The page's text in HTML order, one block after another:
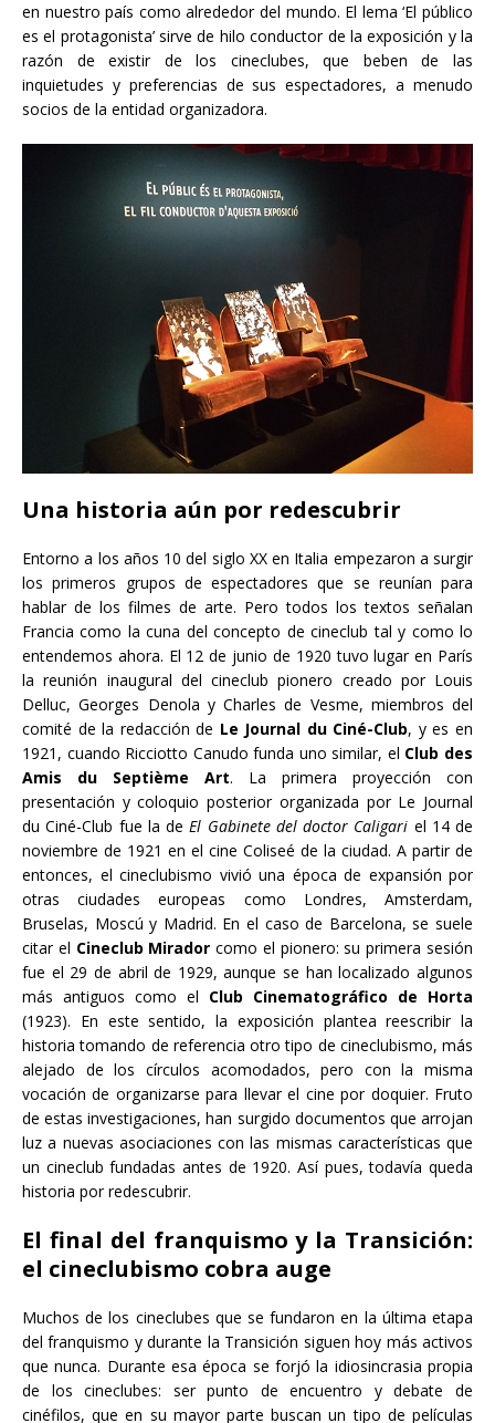
en nuestro país como alrededor del mundo. El lema ‘El público
es el protagonista’ sirve de hilo conductor de la exposición y la
razón de existir de los cineclubes, que beben de las
inquietudes y preferencias de sus espectadores, a menudo
socios de la entidad organizadora.
Una historia aún por redescubrir
Entorno a los años 10 del siglo XX en Italia empezaron a surgir
los primeros grupos de espectadores que se reunían para
hablar de los filmes de arte. Pero todos los textos señalan
Francia como la cuna del concepto de cineclub tal y como lo
entendemos ahora. El 12 de junio de 1920 tuvo lugar en París
la reunión inaugural del cineclub pionero creado por Louis
Delluc, Georges Denola y Charles de Vesme, miembros del
comité de la redacción de Le Journal du Ciné-Club, y es en
1921, cuando Ricciotto Canudo funda uno similar, el Club des
Amis du Septième Art. La primera proyección con
presentación y coloquio posterior organizada por Le Journal
du Ciné-Club fue la deEl Gabinete del doctor Caligari el 14 de
noviembre de 1921 en el cine Coliseé de la ciudad. A partir de
entonces, el cineclubismo vivió una época de expansión por
otras ciudades europeas como Londres, Amsterdam,
Bruselas, Moscú y Madrid. En el caso de Barcelona, se suele
citar el Cineclub Mirador como el pionero: su primera sesión
fue el 29 de abril de 1929, aunque se han localizado algunos
más antiguos como el Club Cinematográfico de Horta
(1923). En este sentido, la exposición plantea reescribir la
historia tomando de referencia otro tipo de cineclubismo, más
alejado de los círculos acomodados, pero con la misma
vocación de organizarse para llevar el cine por doquier. Fruto
de estas investigaciones, han surgido documentos que arrojan
luz a nuevas asociaciones con las mismas características que
un cineclub fundadas antes de 1920. Así pues, todavía queda
historia por redescubrir.
El final del franquismo y la Transición:
el cineclubismo cobra auge
Muchos de los cineclubes que se fundaron en la última etapa
del franquismo y durante la Transición siguen hoy más activos
que nunca. Durante esa época se forjó la idiosincrasia propia
de los cineclubes: ser punto de encuentro y debate de
cinéfilos, que en su mayor parte buscan un tipo de películas